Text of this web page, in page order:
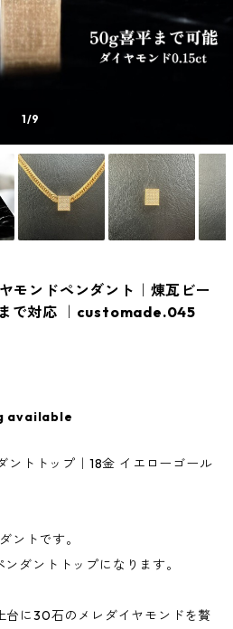
1/9
モンドペンダント｜煉瓦ビー
で対応 ｜customade.045
available
ントトップ｜18金 イエローゴール
ントです。
ダントトップになります。
台に30石のメレダイヤモンドを贅